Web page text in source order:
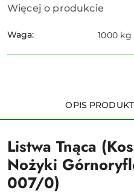
Więcej o produkcie
Waga: 1000 kg
OPIS
Listwa Tnąca
Nożyki
007/0)